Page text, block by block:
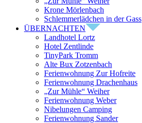
Krone Mörlenbach
Schlemmerlädchen in der Gass
ÜBERNACHTEN
Landhotel Lortz
Hotel Zentlinde
TinyPark Tromm
Alte Bux Zotzenbach
Ferienwohnung Zur Hofreite
Ferienwohnung Drachenhaus
„Zur Mühle“ Weiher
Ferienwohnung Weber
Nibelungen Camping
Ferienwohnung Sander